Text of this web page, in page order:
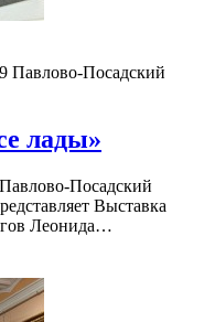
Павлово-Посадский
лады»
Посадский
Выставка
Леонида…